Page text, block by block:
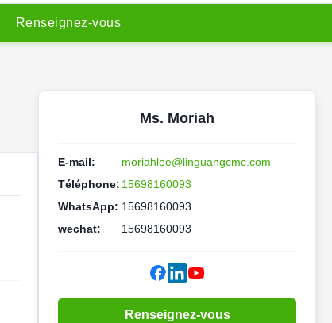
Renseignez-vous
Ms. Moriah
E-mail:
moriahlee@linguangcmc.com
Téléphone: 15698160093
WhatsApp: 15698160093
wechat:
15698160093
Renseignez-vous